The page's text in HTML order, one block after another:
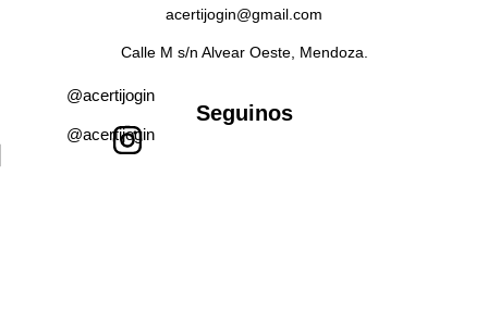
acertijogin@gmail.com
Calle M s/n Alvear Oeste, Mendoza.
Seguinos
@acertijogin
@acertijogin